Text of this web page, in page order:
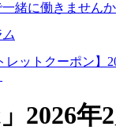
緒に働きませんか
レットクーポン】
」2026年